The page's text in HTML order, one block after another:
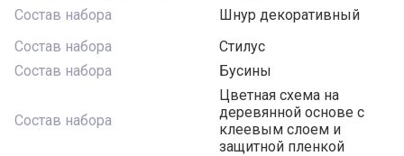
Состав набора
Шнур декоративный
Состав набора
Стилус
Состав набора
Бусины
Состав набора
Цветная схема на
деревянной основе с
клеевым слоем и
защитной пленкой